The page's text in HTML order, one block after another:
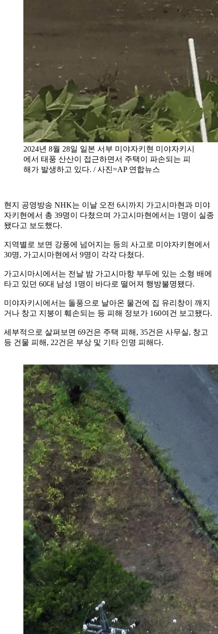
2024년 8월 28일 일본 서부 미야자키현 미야자키시
에서 태풍 산산이 접근하면서 주택이 파손되는 피
해가 발생하고 있다. / 사진=AP 연합뉴스
현지 공영방송 NHK는 이날 오전 6시까지 가고시마현과 미야
자키현에서 총 39명이 다쳤으며 가고시마현에서는 1명이 실종
됐다고 보도했다.
지역별로 보면 강풍에 넘어지는 등의 사고로 미야자키현에서
30명, 가고시마현에서 9명이 각각 다쳤다.
가고시마시에서는 전날 밤 가고시마항 부두에 있는 소형 배에
타고 있던 60대 남성 1명이 바다로 떨어져 행방불명됐다.
미야자키시에서는 돌풍으로 날아온 물건에 집 유리창이 깨지
거나 창고 지붕이 훼손되는 등 피해 정보가 160여건 보고됐다.
세부적으로 살펴보면 69건은 주택 피해, 35건은 사무실, 창고
등 건물 피해, 22건은 부상 및 기타 인명 피해다.